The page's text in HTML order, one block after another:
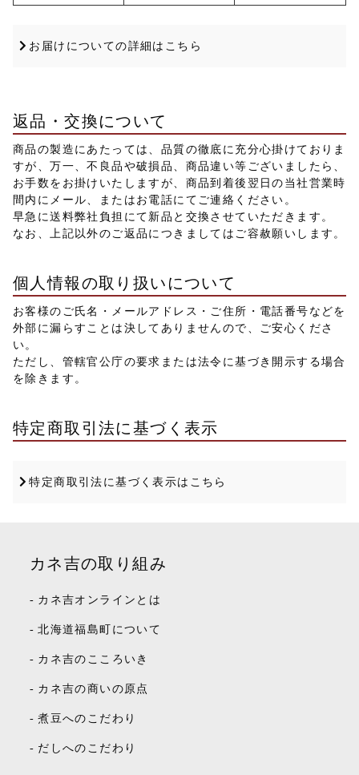
お届けについての詳細はこちら
返品・交換について
商品の製造にあたっては、品質の徹底に充分心掛けておりま
すが、万一、不良品や破損品、商品違い等ございましたら、
お手数をお掛けいたしますが、商品到着後翌日の当社営業時
間内にメール、またはお電話にてご連絡ください。
早急に送料弊社負担にて新品と交換させていただきます。
なお、上記以外のご返品につきましてはご容赦願いします。
個人情報の取り扱いについて
お客様のご氏名・メールアドレス・ご住所・電話番号などを
外部に漏らすことは決してありませんので、ご安心くださ
い。
ただし、管轄官公庁の要求または法令に基づき開示する場合
を除きます。
特定商取引法に基づく表示
特定商取引法に基づく表示はこちら
カネ吉の取り組み
- カネ吉オンラインとは
- 北海道福島町について
- カネ吉のこころいき
- カネ吉の商いの原点
- 煮豆へのこだわり
- だしへのこだわり